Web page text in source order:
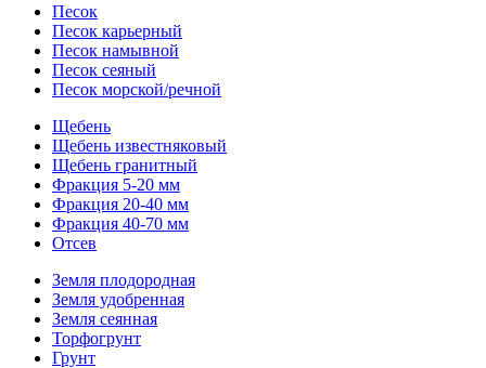
Песок
Песок карьерный
Песок намывной
Песок сеяный
Песок морской/речной
Щебень
Щебень известняковый
Щебень гранитный
Фракция 5-20 мм
Фракция 20-40 мм
Фракция 40-70 мм
Отсев
Земля плодородная
Земля удобренная
Земля сеянная
Торфогрунт
Грунт